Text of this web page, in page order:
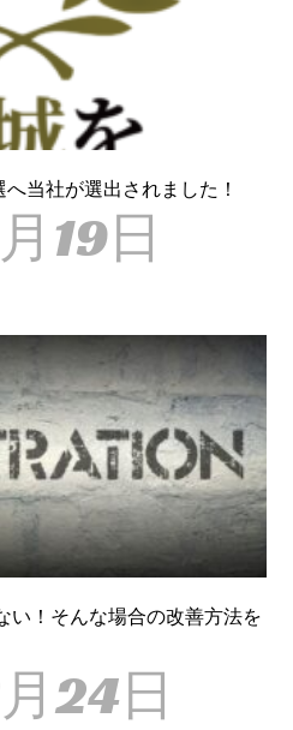
当社が選出されました！
19日
い！そんな場合の改善方法を
24日